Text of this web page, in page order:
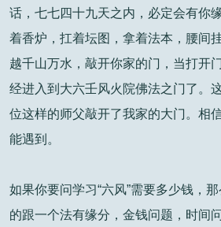
话，七七四十九天之内，必定会有你
着香炉，扛着坛图，拿着法本，腰间
越千山万水，敲开你家的门，当打开
经进入到大六壬风火院佛法之门了。
位这样的师父敲开了我家的大门。相
能遇到。
如果你要问学习“六风”需要多少钱，
的跟一个法有缘分，金钱问题，时间